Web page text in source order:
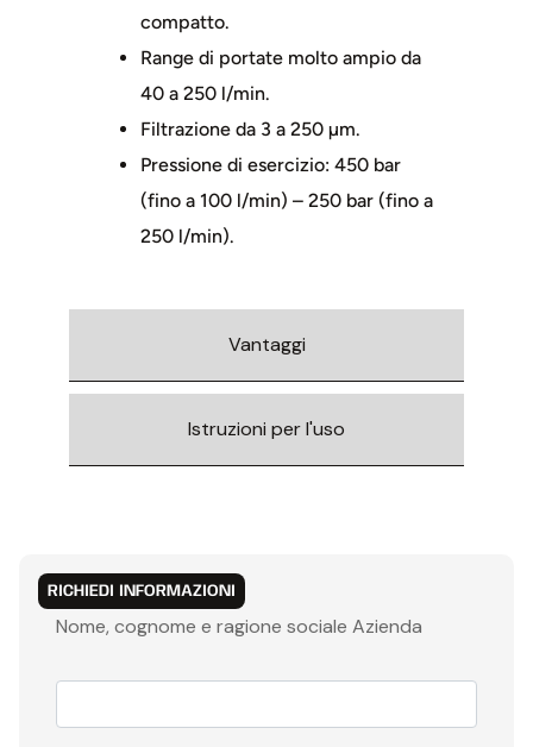
Vantaggi
Istruzioni per l'uso
compatto.
Range di portate molto ampio da
40 a 250 l/min.
Filtrazione da 3 a 250 µm.
Pressione di esercizio: 450 bar
(fino a 100 l/min) – 250 bar (fino a
250 l/min).
RICHIEDI INFORMAZIONI
Nome, cognome e ragione sociale Azienda